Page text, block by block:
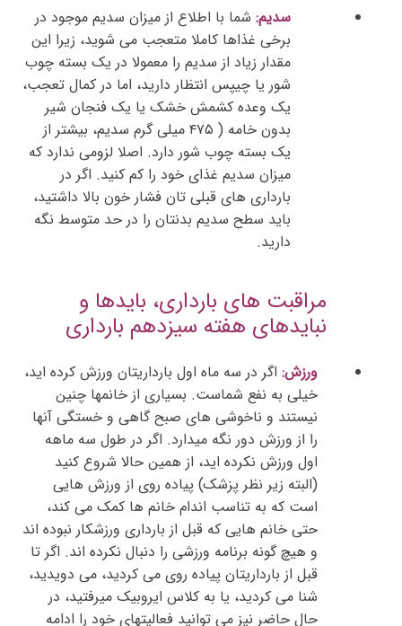
سدیم: شما با اطلاع از میزان سدیم موجود در
برخی غذاها کاملا متعجب می شوید، زیرا این
مقدار زیاد از سدیم را معمولا در یک بسته چوب
شور یا چیپس انتظار دارید، اما در کمال تعجب،
یک وعده کشمش خشک یا یک فنجان شیر
بدون خامه ( ۴۷۵ میلی گرم سدیم، بیشتر از
یک بسته چوب شور دارد. اصلا لزومی ندارد که
میزان سدیم غذای خود را کم کنید. اگر در
بارداری های قبلی تان فشار خون بالا داشتید،
باید سطح سدیم بدنتان را در حد متوسط نگه
دارید.
مراقبت های بارداری، بایدها و
نبایدهای هفته سیزدهم بارداری
ورزش: اگر در سه ماه اول بارداریتان ورزش کرده اید،
خیلی به نفع شماست. بسیاری از خانمها چنین
نیستند و ناخوشی های صبح گاهی و خستگی آنها
را از ورزش دور نگه میدارد. اگر در طول سه ماهه
اول ورزش نکرده اید، از همین حالا شروع کنید
(البته زیر نظر پزشک) پیاده روی از ورزش هایی
است که به تناسب اندام خانم ها کمک می کند،
حتی خانم هایی که قبل از بارداری ورزشکار نبوده اند
و هیچ گونه برنامه ورزشی را دنبال نکرده اند. اگر تا
قبل از بارداریتان پیاده روی می کردید، می دویدید،
شنا می کردید، یا به کلاس ایروبیک میرفتید، در
حال حاضر نیز می توانید فعالیتهای خود را ادامه